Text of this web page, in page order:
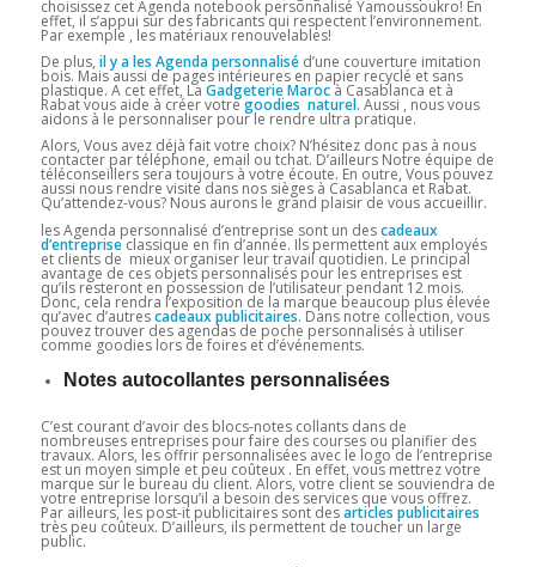
choisissez cet Agenda notebook personnalisé Yamoussoukro! En
effet, il s’appui sur des fabricants qui respectent l’environnement.
Par exemple , les matériaux renouvelables!
De plus, il y a les Agenda personnaliséd’une couverture imitation
bois. Mais aussi de pages intérieures en papier recyclé et sans
plastique. A cet effet, La Gadgeterie Marocà Casablanca et à
Rabat vous aide à créer votregoodies naturel. Aussi , nous vous
aidons à le personnaliser pour le rendre ultra pratique.
Alors, Vous avez déjà fait votre choix? N’hésitez donc pas à nous
contacter par téléphone, email ou tchat. D’ailleurs Notre équipe de
téléconseillers sera toujours à votre écoute. En outre, Vous pouvez
aussi nous rendre visite dans nos sièges à Casablanca et Rabat.
Qu’attendez-vous? Nous aurons le grand plaisir de vous accueillir.
les Agenda personnalisé d’entreprise sont un descadeaux
d’entrepriseclassique en fin d’année. Ils permettent aux employés
et clients de mieux organiser leur travail quotidien. Le principal
avantage de ces objets personnalisés pour les entreprises est
qu’ils resteront en possession de l’utilisateur pendant 12 mois.
Donc, cela rendra l’exposition de la marque beaucoup plus élevée
qu’avec d’autrescadeaux publicitaires. Dans notre collection, vous
pouvez trouver des agendas de poche personnalisés à utiliser
comme goodies lors de foires et d’événements.
Notes autocollantes personnalisées
C’est courant d’avoir des blocs-notes collants dans de
nombreuses entreprises pour faire des courses ou planifier des
travaux. Alors, les offrir personnalisées avec le logo de l’entreprise
est un moyen simple et peu coûteux . En effet, vous mettrez votre
marque sur le bureau du client. Alors, votre client se souviendra de
votre entreprise lorsqu’il a besoin des services que vous offrez.
Par ailleurs, les post-it publicitaires sont desarticles publicitaires
très peu coûteux. D’ailleurs, ils permettent de toucher un large
public.